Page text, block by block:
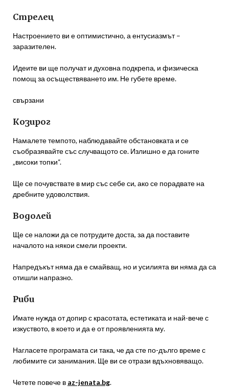
Стрелец
Настроението ви е оптимистично, а ентусиазмът –
заразителен.
Идеите ви ще получат и духовна подкрепа, и физическа
помощ за осъществяването им. Не губете време.
свързани
Козирог
Намалете темпото, наблюдавайте обстановката и се
съобразявайте със случващото се. Излишно е да гоните
„високи топки“.
Ще се почувствате в мир със себе си, ако се порадвате на
дребните удоволствия.
Водолей
Ще се наложи да се потрудите доста, за да поставите
началото на някои смели проекти.
Напредъкът няма да е смайващ, но и усилията ви няма да са
отишли напразно.
Риби
Имате нужда от допир с красотата, естетиката и най-вече с
изкуството, в което и да е от проявленията му.
Нагласете програмата си така, че да сте по-дълго време с
любимите си занимания. Ще ви се отрази вдъхновяващо.
Четете повече в az-jenata.bg.